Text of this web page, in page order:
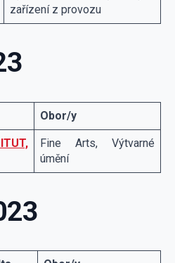
zařízení z provozu
Obor/y
Fine Arts, Výtvarné
úmění